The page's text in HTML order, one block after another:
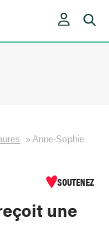
» Anne-Sophie
SOUTENEZ
une